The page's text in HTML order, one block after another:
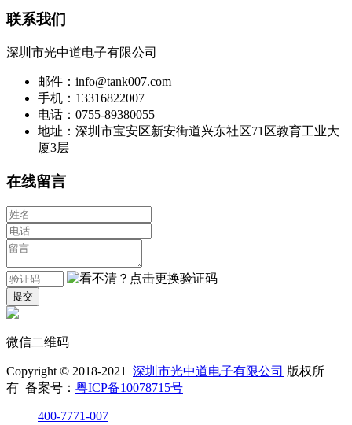
联系我们
深圳市光中道电子有限公司
邮件：info@tank007.com
手机：13316822007
电话：0755-89380055
地址：深圳市宝安区新安街道兴东社区71区教育工业大
厦3层
在线留言
微信二维码
Copyright © 2018-2021 深圳市光中道电子有限公司 版权所
有 备案号： 粤ICP备10078715号
400-7771-007